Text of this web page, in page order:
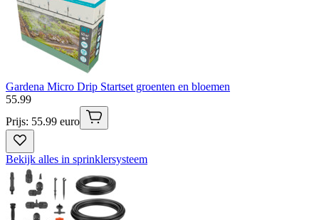
Gardena Micro Drip Startset groenten en bloemen
55.99
Prijs: 55.99 euro
Bekijk alles in sprinklersysteem